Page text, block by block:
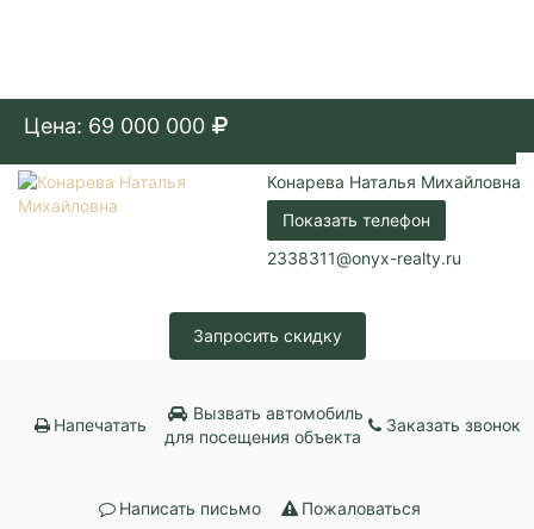
Цена: 69 000 000
Конарева Наталья Михайловна
Показать телефон
2338311@onyx-realty.ru
Запросить скидку
Напечатать
Вызвать автомобиль
для посещения объекта
Заказать звонок
Написать письмо Пожаловаться